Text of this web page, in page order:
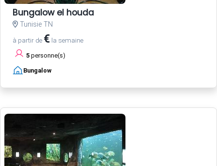
Bungalow el houda
Tunisie TN
à partir de € la semaine
5 personne(s)
Bungalow